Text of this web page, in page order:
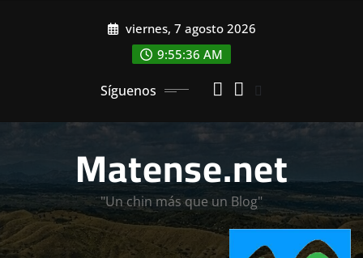
viernes, 7 agosto 2026
9:55:38 AM
Síguenos
Matense.net
"Un chin más que un Blog"